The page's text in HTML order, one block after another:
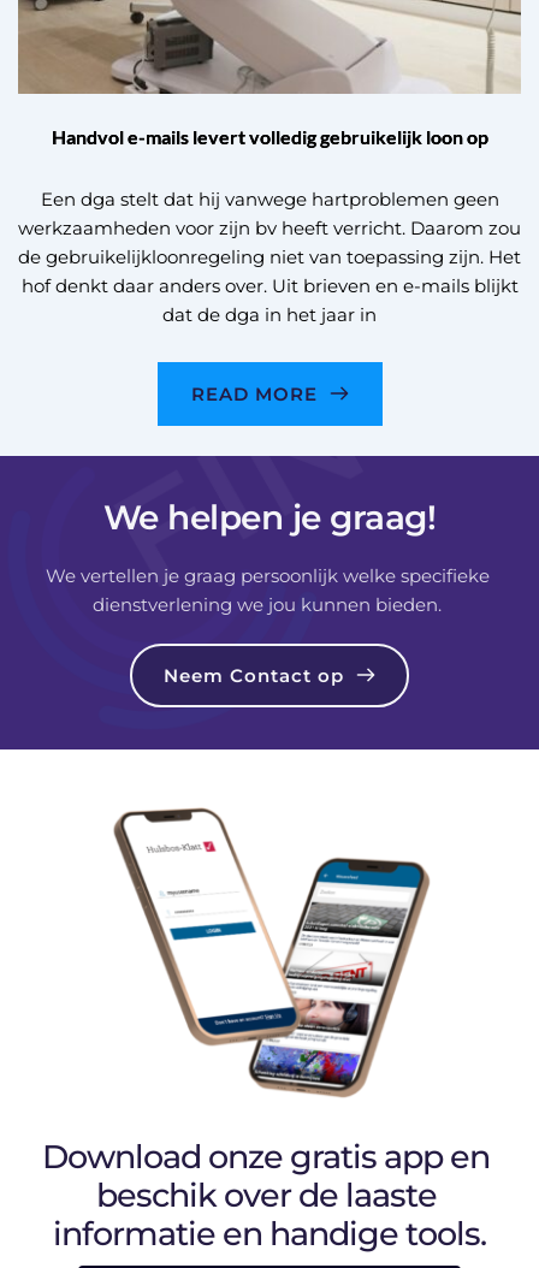
Handvol e-mails levert volledig gebruikelijk loon op
Een dga stelt dat hij vanwege hartproblemen geen
werkzaamheden voor zijn bv heeft verricht. Daarom zou
de gebruikelijkloonregeling niet van toepassing zijn. Het
hof denkt daar anders over. Uit brieven en e-mails blijkt
dat de dga in het jaar in
READ MORE
We helpen je graag!
We vertellen je graag persoonlijk welke specifieke
dienstverlening we jou kunnen bieden.
Neem Contact op
Download onze gratis app en
beschik over de laaste
informatie en handige tools.